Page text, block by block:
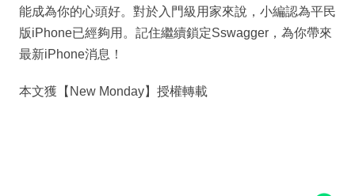
能成為你的心頭好。對於入門級用家來說，小編認為平民
版iPhone已經夠用。記住繼續鎖定Sswagger，為你帶來
最新iPhone消息！
本文獲【New Monday】授權轉載